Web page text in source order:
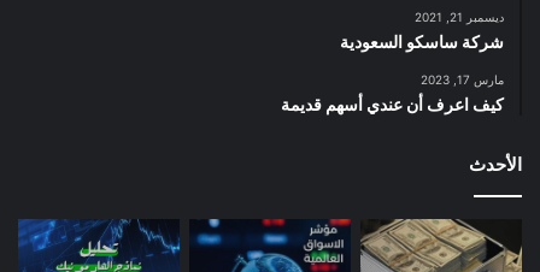
ديسمبر 21, 2021
شركة ساسكو السعودية
مارس 17, 2023
كيف اعرف أن عندي أسهم قديمة
الأحدث